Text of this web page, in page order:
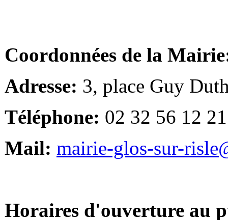
Coordonnées de la
Adresse: 3, place Guy
Téléphone: 02 32 56 12 21
Mail: mairie-glos-sur-
Horaires d'ouverture au